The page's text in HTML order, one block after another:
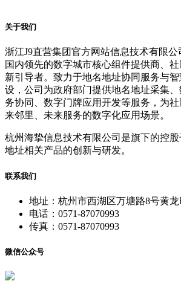
关于我们
浙江J9直营集团官方网站信息技术有限公
国内领先的数字城市核心组件提供商、
新引导者。致力于地名地址协同服务与
设，公司为政府部门提供地名地址采集
务协同、数字门牌应用开发等服务，为
来邻里、未来服务的数字化应用场景。
杭州海挚信息技术有限公司是旗下的控
地址相关产品的创新与研发。
联系我们
地址：杭州市西湖区万塘路8号黄
电话：0571-87070993
传真：0571-87070993
微信公众号